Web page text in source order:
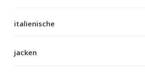
italienische
jacken